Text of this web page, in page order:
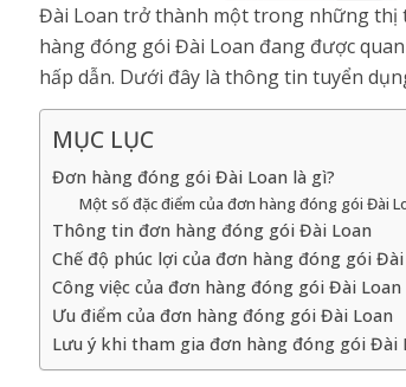
Đài Loan trở thành một trong những thị
hàng đóng gói Đài Loan đang được
hấp dẫn. Dưới đây là thông tin tuyển
MỤC LỤC
Đơn hàng đóng gói Đài Loan là gì?
Một số đặc điểm của đơn hàng đóng gói Đài
Thông tin đơn hàng đóng gói Đài Loan
Chế độ phúc lợi của đơn hàng đóng gói
Công việc của đơn hàng đóng gói Đài Loan
Ưu điểm của đơn hàng đóng gói Đài Loan
Lưu ý khi tham gia đơn hàng đóng gói Đài